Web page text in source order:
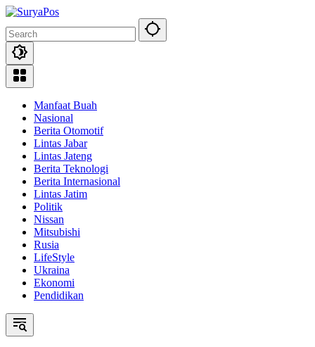
Skip
content
Manfaat Buah
Nasional
Berita Otomotif
Lintas Jabar
Lintas Jateng
Berita Teknologi
Berita Internasional
Lintas Jatim
Politik
Nissan
Mitsubishi
Rusia
LifeStyle
Ukraina
Ekonomi
Pendidikan